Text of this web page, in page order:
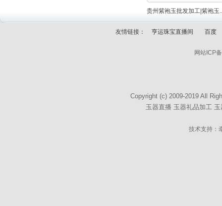
贵州紫袍玉批发加工|紫袍玉
友情链接： 亨运珠宝直播间 百度
网站ICP
Copyright (c) 2009-2019 All
玉器直播 玉器礼品加工
技术支持：